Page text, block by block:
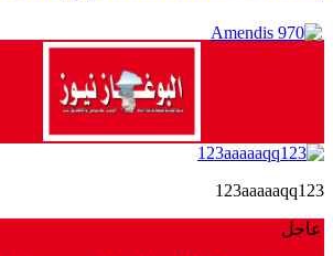
123aaaaaqq123
عاجل